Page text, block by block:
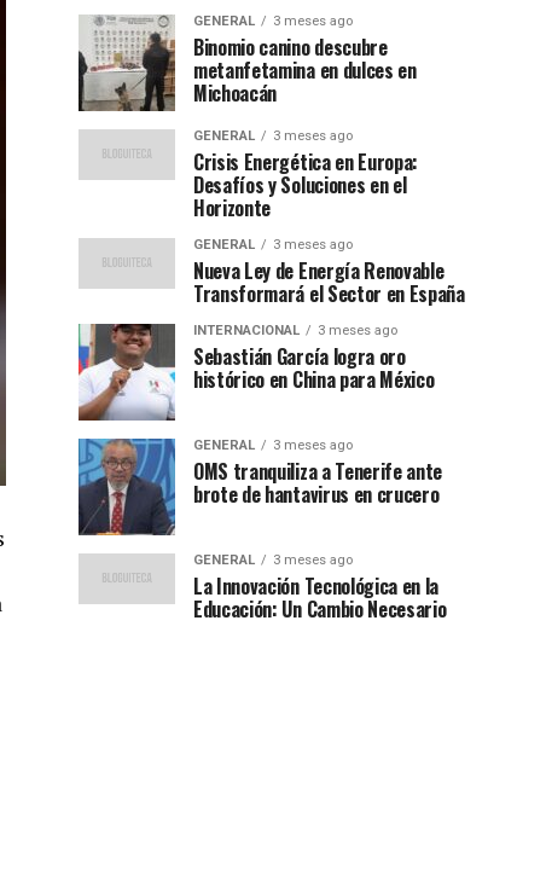
GENERAL 3 meses ago
Binomio canino descubre
metanfetamina en dulces en
Michoacán
GENERAL 3 meses ago
Crisis Energética en Europa:
Desafíos y Soluciones en el
Horizonte
GENERAL 3 meses ago
Nueva Ley de Energía Renovable
Transformará el Sector en España
INTERNACIONAL 3 meses ago
Sebastián García logra oro
histórico en China para México
GENERAL 3 meses ago
OMS tranquiliza a Tenerife ante
brote de hantavirus en crucero
GENERAL 3 meses ago
La Innovación Tecnológica en la
Educación: Un Cambio Necesario